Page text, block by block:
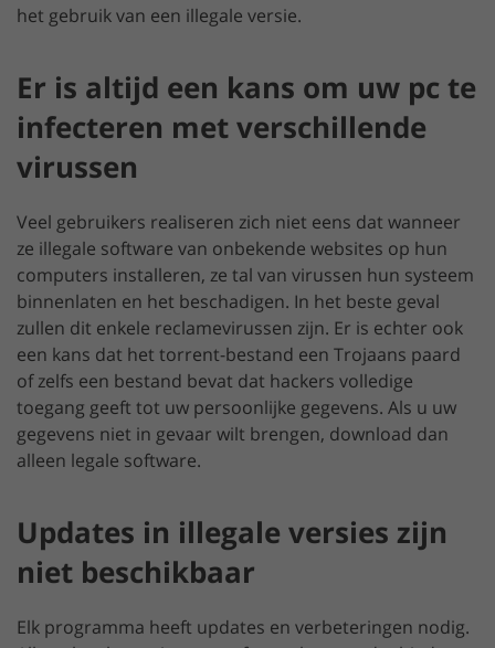
het gebruik van een illegale versie.
Er is altijd een kans om uw pc te
infecteren met verschillende
virussen
Veel gebruikers realiseren zich niet eens dat wanneer
ze illegale software van onbekende websites op hun
computers installeren, ze tal van virussen hun systeem
binnenlaten en het beschadigen. In het beste geval
zullen dit enkele reclamevirussen zijn. Er is echter ook
een kans dat het torrent-bestand een Trojaans paard
of zelfs een bestand bevat dat hackers volledige
toegang geeft tot uw persoonlijke gegevens. Als u uw
gegevens niet in gevaar wilt brengen, download dan
alleen legale software.
Updates in illegale versies zijn
niet beschikbaar
Elk programma heeft updates en verbeteringen nodig.